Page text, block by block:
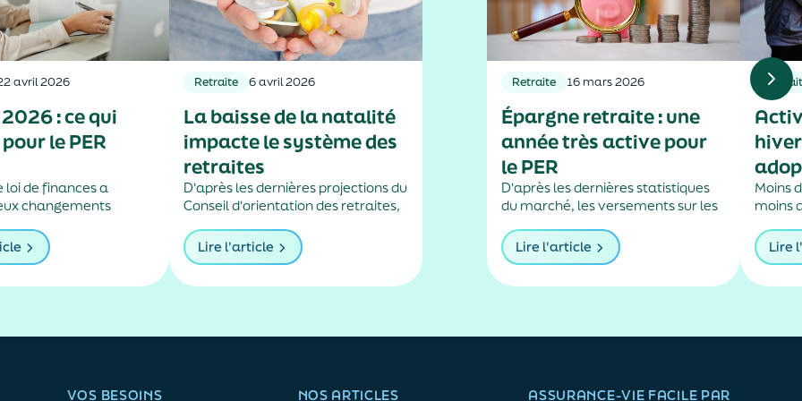
avril 2026
: ce qui
le PER
loi de finances a
changements
Retraite 6 avril 2026
La baisse de la natalité
impacte le système des
retraites
D'après les dernières projections du
Conseil d'orientation des retraites,
femme risque de creuser le déficit
des régimes français des retraites.
Lire l'article
Retraite 16 mars 2026
Épargne retraite : une
année très active pour
le PER
D'après les dernières statistiques
du marché, les versements sur les
assurantiels ont sensiblement
augmenté l’an passé.
Lire l'article
Moins
moins
baisse
Lire
VOS BESOINS NOS ARTICLES ASSURANCE-VIE FACILE PAR